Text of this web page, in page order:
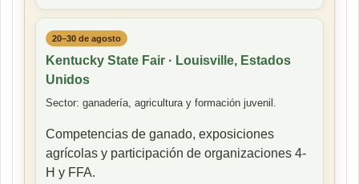
20–30 de agosto
Kentucky State Fair · Louisville, Estados
Unidos
Sector: ganadería, agricultura y formación juvenil.
Competencias de ganado, exposiciones
agrícolas y participación de organizaciones 4-
H y FFA.